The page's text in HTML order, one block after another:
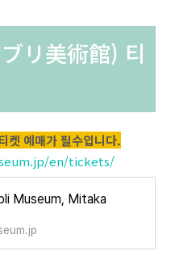
リ美術館) 티
켓 예매가 필수입니다.
en/tickets/
Museum, Mitaka